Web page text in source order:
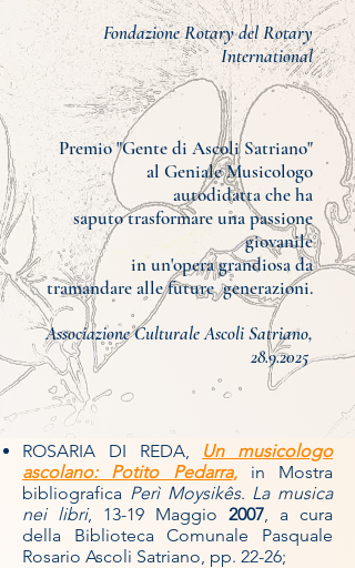
Fondazione Rotary del Rotary
International
Premio "Gente di Ascoli Satriano"
al Geniale Musicologo
autodidattache ha
saputotrasformare una passione
giovanile
in un'opera grandiosada
tramandare alle future generazioni.
Associazione Culturale Ascoli Satriano,
28.9.2025​
ROSARIA DI REDA, Un musicologo
ascolano: Potito Pedarra,in Mostra
bibliografica Perì Moysikês. La musica
nei libri, 13-19 Maggio 2007 , a cura
della Biblioteca Comunale Pasquale
Rosario Ascoli Satriano, pp. 22-26;